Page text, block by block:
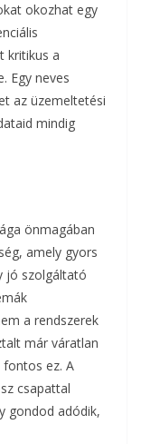
okozhat egy
kritikus a
Egy neves
az üzemeltetési
mindig
önmagában
amely gyors
jó szolgáltató
a rendszerek
már váratlan
ez. A
csapattal
gondod adódik,